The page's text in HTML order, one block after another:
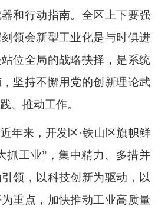
和行动指南。全区上下要强
领会新型工业化是与时俱进
位全局的战略抉择，是系统
坚持不懈用党的创新理论武
、推动工作。
年来，开发区·铁山区旗帜鲜
抓工业”，集中精力、多措并
领，以科技创新为驱动，以
重点，加快推动工业高质量